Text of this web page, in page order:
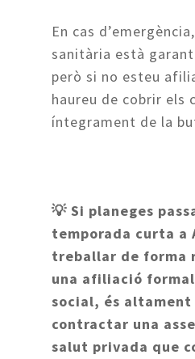
En cas
sanitària està
però si no esteu
haureu de cobrir els
íntegrament de la
💡 Si planeges
temporada curta a
treballar de forma
una afiliació
social, és altament
contractar una
salut privada que